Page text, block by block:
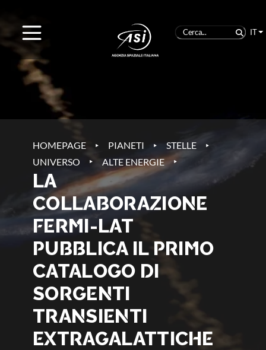
IT
HOMEPAGE ‣ PIANETI ‣ STELLE ‣
UNIVERSO ‣ ALTE ENERGIE ‣
LA
COLLABORAZIONE
FERMI-LAT
PUBBLICA IL PRIMO
CATALOGO DI
SORGENTI
TRANSIENTI
EXTRAGALATTICHE